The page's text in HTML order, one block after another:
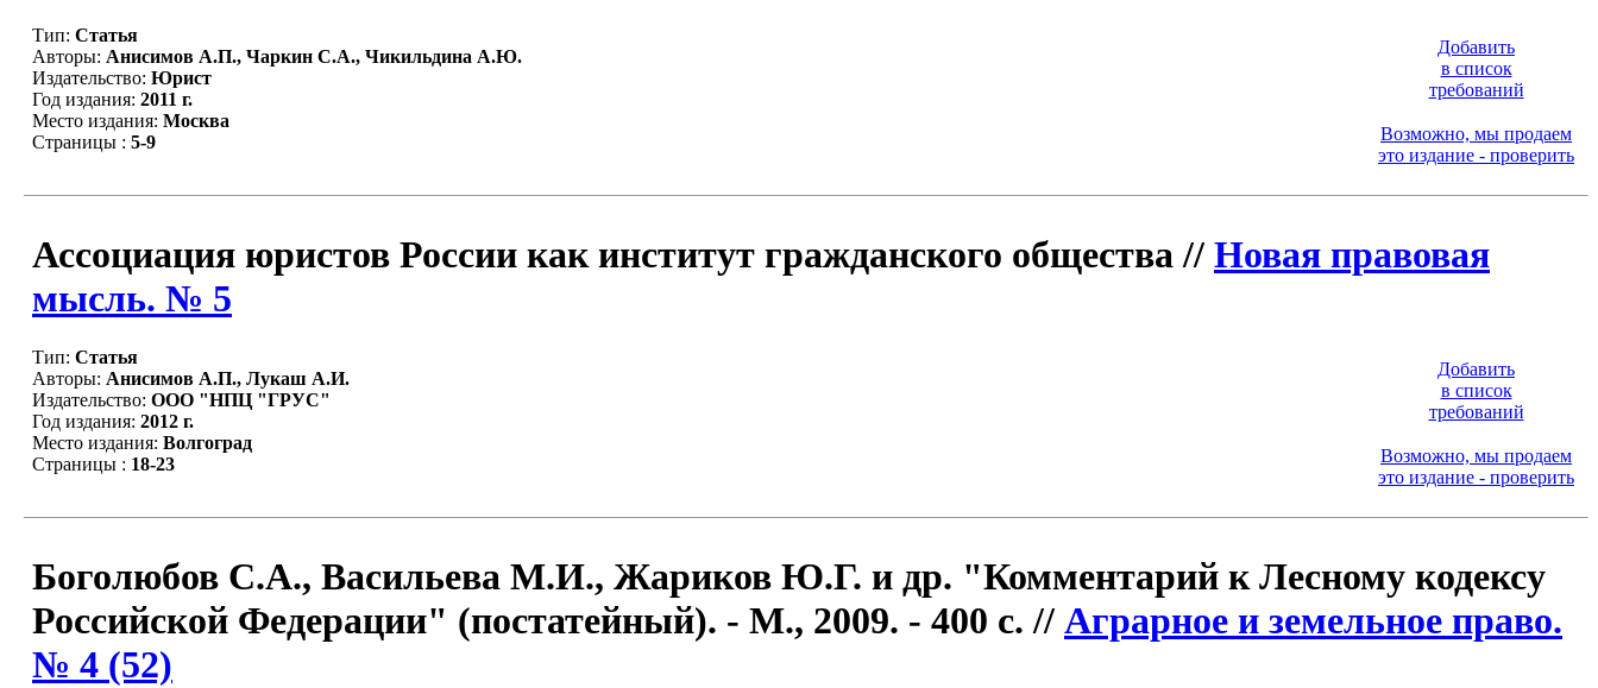
Добавить
в список
требований
Возможно, мы продаем
это издание - проверить
Тип: Статья
Авторы: Анисимов А.П., Чаркин С.А., Чикильдина А.Ю.
Издательство: Юрист
Год издания: 2011 г.
Место издания: Москва
Страницы : 5-9
Ассоциация юристов России как институт гражданского общества // Новая правовая
мысль. № 5
Добавить
в список
требований
Возможно, мы продаем
это издание - проверить
Тип: Статья
Авторы: Анисимов А.П., Лукаш А.И.
Издательство: ООО "НПЦ "ГРУС"
Год издания: 2012 г.
Место издания: Волгоград
Страницы : 18-23
Боголюбов С.А., Васильева М.И., Жариков Ю.Г. и др. "Комментарий к Лесному кодексу
Российской Федерации" (постатейный). - М., 2009. - 400 с. // Аграрное и земельное право.
№ 4 (52)